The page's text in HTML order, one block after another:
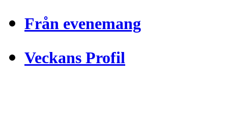
Från evenemang
Veckans Profil